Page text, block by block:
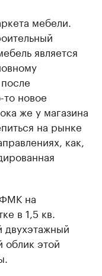
мебели.
является
то новое
же у магазина
на рынке
как,
на
в 1,5 кв.
двухэтажный
облик этой